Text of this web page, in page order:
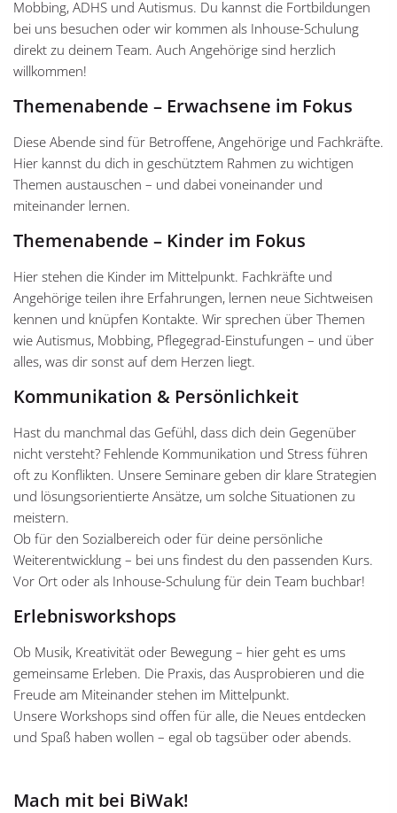
Mobbing, ADHS und Autismus. Du kannst die Fortbildungen
bei uns besuchen oder wir kommen als Inhouse-Schulung
direkt zu deinem Team. Auch Angehörige sind herzlich
willkommen!
Themenabende – Erwachsene im Fokus
Diese Abende sind für Betroffene, Angehörige und Fachkräfte.
Hier kannst du dich in geschütztem Rahmen zu wichtigen
Themen austauschen – und dabei voneinander und
miteinander lernen.
Themenabende – Kinder im Fokus
Hier stehen die Kinder im Mittelpunkt. Fachkräfte und
Angehörige teilen ihre Erfahrungen, lernen neue Sichtweisen
kennen und knüpfen Kontakte. Wir sprechen über Themen
wie Autismus, Mobbing, Pflegegrad-Einstufungen – und über
alles, was dir sonst auf dem Herzen liegt.
Kommunikation & Persönlichkeit
Hast du manchmal das Gefühl, dass dich dein Gegenüber
nicht versteht? Fehlende Kommunikation und Stress führen
oft zu Konflikten. Unsere Seminare geben dir klare Strategien
und lösungsorientierte Ansätze, um solche Situationen zu
meistern.
Ob für den Sozialbereich oder für deine persönliche
Weiterentwicklung – bei uns findest du den passenden Kurs.
Vor Ort oder als Inhouse-Schulung für dein Team buchbar!
Erlebnisworkshops
Ob Musik, Kreativität oder Bewegung – hier geht es ums
gemeinsame Erleben. Die Praxis, das Ausprobieren und die
Freude am Miteinander stehen im Mittelpunkt.
Unsere Workshops sind offen für alle, die Neues entdecken
und Spaß haben wollen – egal ob tagsüber oder abends.
Mach mit bei BiWak!